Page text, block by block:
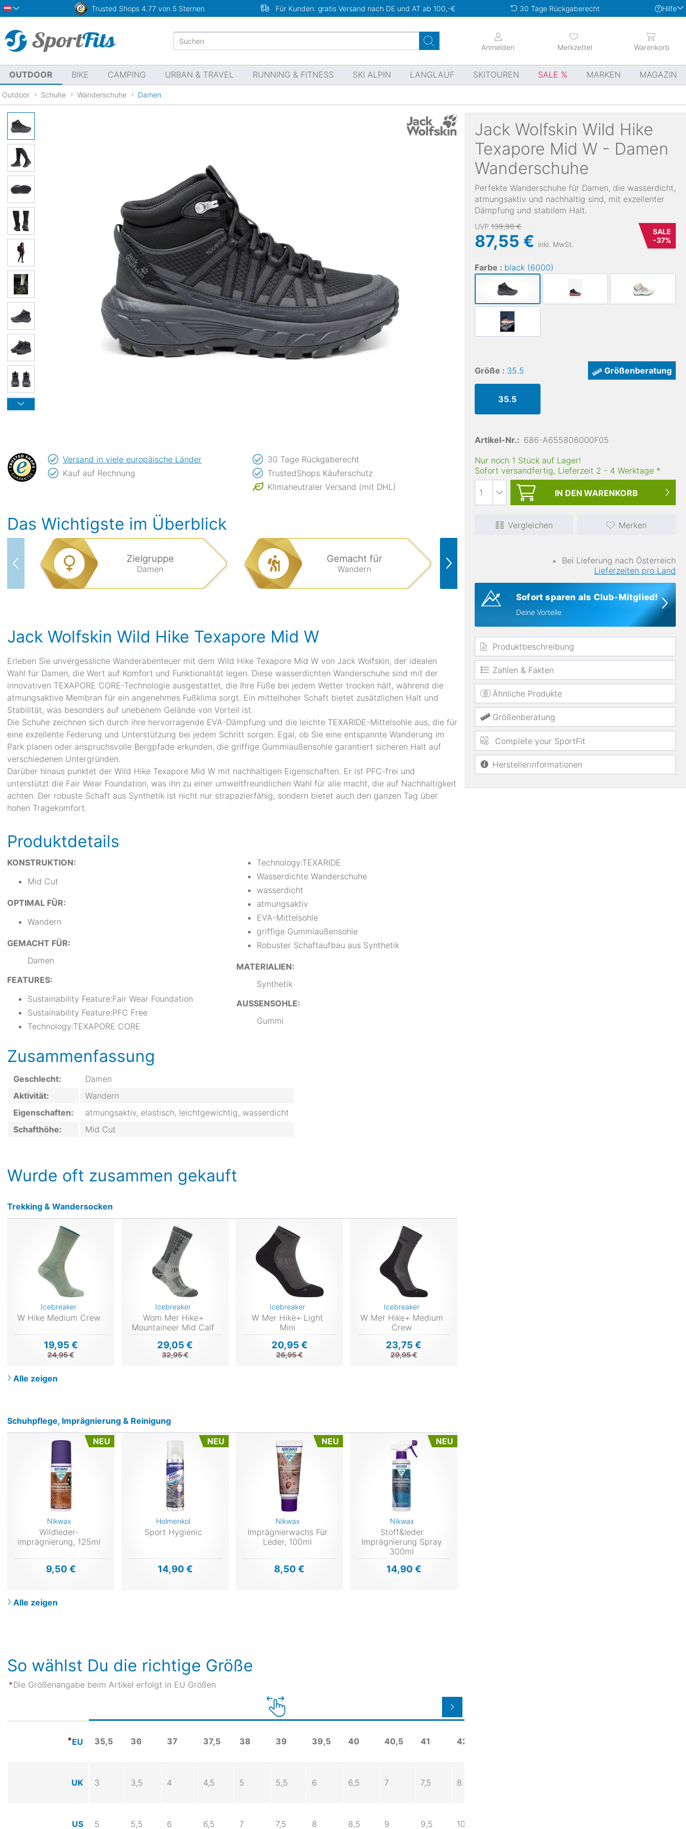
Österreich Trusted Shops 4.77 von 5 Sternen Für Kunden: gratis Versand nach DE und AT ab 100,-€ 30 Tage Rückgaberecht Hilfe
Merkzettel
Anmelden Warenkorb
OUTDOOR BIKE CAMPING URBAN & TRAVEL RUNNING & FITNESS SKI ALPIN LANGLAUF SKITOUREN SALE MARKEN MAGAZIN
Outdoor Schuhe Wanderschuhe Damen
Jack Wolfskin Wild Hike
Texapore Mid W - Damen
Wanderschuhe
Perfekte Wanderschuhe für Damen, die wasserdicht,
atmungsaktiv und nachhaltig sind, mit exzellenter
Dämpfung und stabilem Halt.
UVP 139,90 €
87,55 € inkl. MwSt.
SALE
-37%
Farbe : black (6000)
Größe : 35.5 Größenberatung
35.5
Artikel-Nr.: 686-A655806000F05
Nur noch 1 Stück auf Lager!
Sofort versandfertig, Lieferzeit 2 - 4 Werktage *
IN DEN WARENKORB
Vergleichen Merken
∗
Bei Lieferung nach Österreich
Lieferzeiten pro Land
Sofort sparen als Club-Mitglied!
Deine Vorteile
Produktbeschreibung
Zahlen & Fakten
Ähnliche Produkte
Größenberatung
Complete your SportFit
Herstellerinformationen
Versand in viele europäische Länder
Kauf auf Rechnung
30 Tage Rückgaberecht
TrustedShops Käuferschutz
Klimaneutraler Versand (mit DHL)
Das Wichtigste im Überblick
Zielgruppe
Damen
Gemacht für
Wandern
atmungsaktiv
Jack Wolfskin Wild Hike Texapore Mid W
Erleben Sie unvergessliche Wanderabenteuer mit dem Wild Hike Texapore Mid W von Jack Wolfskin, der idealen
Wahl für Damen, die Wert auf Komfort und Funktionalität legen. Diese wasserdichten Wanderschuhe sind mit der
innovativen TEXAPORE CORE-Technologie ausgestattet, die Ihre Füße bei jedem Wetter trocken hält, während die
atmungsaktive Membran für ein angenehmes Fußklima sorgt. Ein mittelhoher Schaft bietet zusätzlichen Halt und
Stabilität, was besonders auf unebenem Gelände von Vorteil ist.
Die Schuhe zeichnen sich durch ihre hervorragende EVA-Dämpfung und die leichte TEXARIDE-Mittelsohle aus, die für
eine exzellente Federung und Unterstützung bei jedem Schritt sorgen. Egal, ob Sie eine entspannte Wanderung im
Park planen oder anspruchsvolle Bergpfade erkunden, die griffige Gummiaußensohle garantiert sicheren Halt auf
verschiedenen Untergründen.
Darüber hinaus punktet der Wild Hike Texapore Mid W mit nachhaltigen Eigenschaften. Er ist PFC-frei und
unterstützt die Fair Wear Foundation, was ihn zu einer umweltfreundlichen Wahl für alle macht, die auf Nachhaltigkeit
achten. Der robuste Schaft aus Synthetik ist nicht nur strapazierfähig, sondern bietet auch den ganzen Tag über
hohen Tragekomfort.
Produktdetails
KONSTRUKTION:
Mid Cut
OPTIMAL FÜR:
Wandern
GEMACHT FÜR:
Damen
FEATURES:
Sustainability Feature:Fair Wear Foundation
Sustainability Feature:PFC Free
Technology:TEXAPORE CORE
Technology:TEXARIDE
Wasserdichte Wanderschuhe
wasserdicht
atmungsaktiv
EVA-Mittelsohle
griffige Gummiaußensohle
Robuster Schaftaufbau aus Synthetik
MATERIALIEN:
Synthetik
AUSSENSOHLE:
Gummi
Zusammenfassung
Geschlecht:
Damen
Aktivität:
Wandern
Eigenschaften:
atmungsaktiv, elastisch, leichtgewichtig, wasserdicht
Schafthöhe:
Mid Cut
Wurde oft zusammen gekauft
Trekking & Wandersocken
Icebreaker
W Hike Medium Crew
19,95 €
24,95 €
Icebreaker
Wom Mer Hike+
Mountaineer Mid Calf
29,05 €
32,95 €
Icebreaker
W Mer Hike+ Light
Mini
20,95 €
26,95 €
Icebreaker
W Mer Hike+ Medium
Crew
23,75 €
29,95 €
Alle zeigen
Schuhpflege, Imprägnierung & Reinigung
NEU
Nikwax
Wildleder-
imprägnierung, 125ml
9,50 €
NEU
Holmenkol
Sport Hygienic
14,90 €
NEU
Nikwax
Imprägnierwachs Für
Leder, 100ml
8,50 €
NEU
Nikwax
Stoff&leder
Imprägnierung Spray
300ml
14,90 €
Alle zeigen
So wählst Du die richtige Größe
Die Größenangabe beim Artikel erfolgt in EU Größen
EU 35,5 36 37 37,5 38 39 39,5 40 40,5 41 42
UK 3 3,5 4 4,5 5 5,5 6 6,5 7 7,5 8
US 5 5,5 6 6,5 7 7,5 8 8,5 9 9,5 10